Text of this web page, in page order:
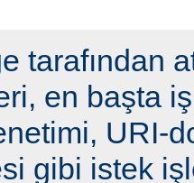
tarafından
en başta
URI-
gibi istek